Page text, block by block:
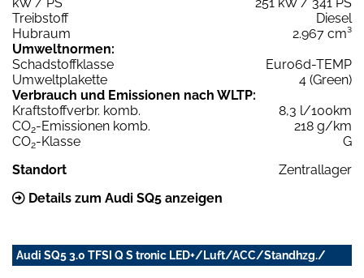
Treibstoff
Diesel
Hubraum
2.967 cm³
Umweltnormen:
Schadstoffklasse
Euro6d-TEMP
Umweltplakette
4 (Green)
Verbrauch und Emissionen nach WLTP:
Kraftstoffverbr. komb.
8,3 l/100km
CO2-Emissionen komb.
218 g/km
CO2-Klasse
G
Standort
Zentrallager
Details zum Audi SQ5 anzeigen
Audi SQ5 3.0 TFSI Q S tronic LED+/Luft/ACC/Standhzg./